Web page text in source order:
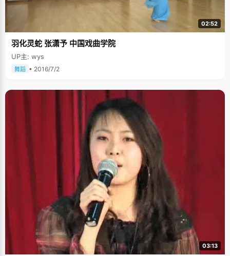
02:52
羽化灵蛇 张潇予 中国戏曲学院
UP主: wys
舞蹈 • 2016/7/2
03:13